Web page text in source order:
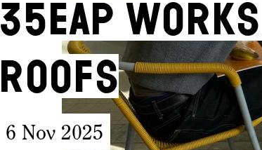
35EAP
Roofs
6 Nov 2025